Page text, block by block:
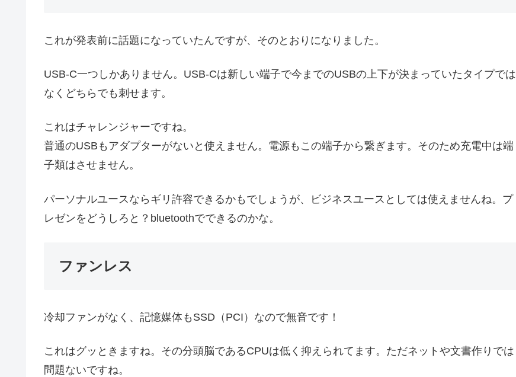
これが発表前に話題になっていたんですが、そのとおりになりました。
USB-C一つしかありません。USB-Cは新しい端子で今までのUSBの上下が決まっていたタイプでは
なくどちらでも刺せます。
これはチャレンジャーですね。
普通のUSBもアダプターがないと使えません。電源もこの端子から繋ぎます。そのため充電中は端
子類はさせません。
パーソナルユースならギリ許容できるかもでしょうが、ビジネスユースとしては使えませんね。プ
レゼンをどうしろと？bluetoothでできるのかな。
ファンレス
冷却ファンがなく、記憶媒体もSSD（PCI）なので無音です！
これはグッときますね。その分頭脳であるCPUは低く抑えられてます。ただネットや文書作りでは
問題ないですね。